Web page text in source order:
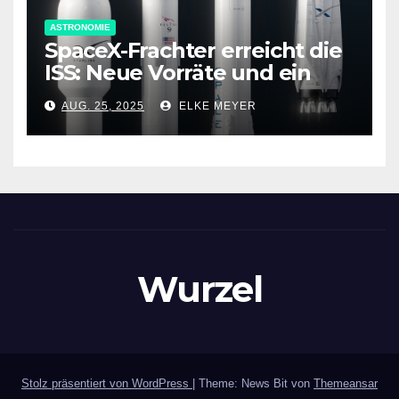
ASTRONOMIE
SpaceX-Frachter erreicht die
ISS: Neue Vorräte und ein
spezielles Antriebsmodul an
Bord
AUG. 25, 2025 ELKE MEYER
Wurzel
Stolz präsentiert von WordPress Theme: News Bit von Themeansar